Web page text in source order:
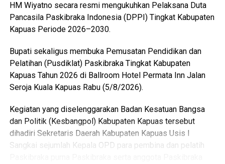
Views: 6
Bagikan ke
WhatsApp 0 Facebook 0
Messenger 0 Twitter/X
HM Wiyatno secara resmi mengukuhkan Pelaksana Duta
Pancasila Paskibraka Indonesia (DPPI) Tingkat Kabupaten
Kapuas Periode 2026–2030.
Bupati sekaligus membuka Pemusatan Pendidikan dan
Pelatihan (Pusdiklat) Paskibraka Tingkat Kabupaten
Kapuas Tahun 2026 di Ballroom Hotel Permata Inn Jalan
Seroja Kuala Kapuas Rabu (5/8/2026).
Kegiatan yang diselenggarakan Badan Kesatuan Bangsa
dan Politik (Kesbangpol) Kabupaten Kapuas tersebut
dihadiri Sekretaris Daerah Kabupaten Kapuas Usis I
Sangkai sejumlah Kepala OPD para pembina dan pelatih